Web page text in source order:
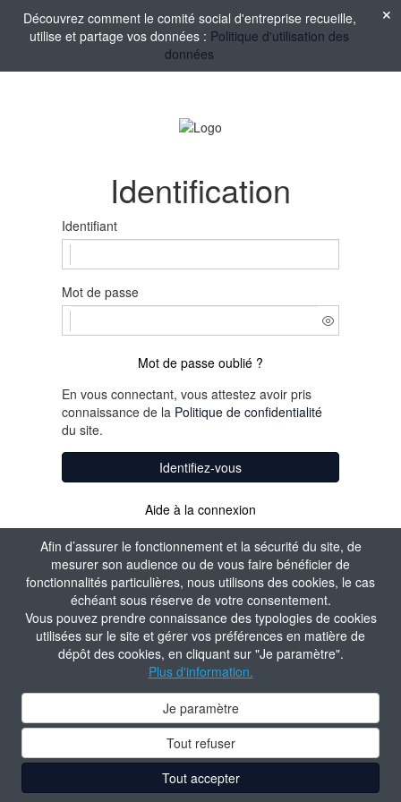
Afin d’assurer le fonctionnement et la sécurité du site, de
mesurer son audience ou de vous faire bénéficier de
fonctionnalités particulières, nous utilisons des cookies, le cas
échéant sous réserve de votre consentement.
Vous pouvez prendre connaissance des typologies de cookies
utilisées sur le site et gérer vos préférences en matière de
dépôt des cookies, en cliquant sur "Je paramètre".
Plus d'information.
Je paramètre
Tout refuser
Tout accepter
Découvrez comment le comité social d'entreprise recueille,
utilise et partage vos données : Politique d'utilisation des
données
Identification
Identifiant
Mot de passe
Mot de passe oublié ?
En vous connectant, vous attestez avoir pris
connaissance de la Politique de confidentialité
du site.
Identifiez-vous
Aide à la connexion